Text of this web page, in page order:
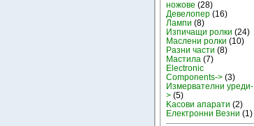
ножове (28)
Девелопер (16)
Лампи (8)
Изпичащи ролки (24)
Маслени ролки (10)
Разни части (8)
Мастила (7)
Electronic
Components-> (3)
Измервателни уреди-
> (5)
Kасови апарати (2)
Електронни Везни (1)